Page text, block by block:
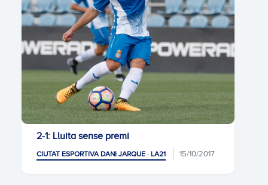
2-1: Lluita sense premi
CIUTAT ESPORTIVA DANI JARQUE · LA21 15/10/2017